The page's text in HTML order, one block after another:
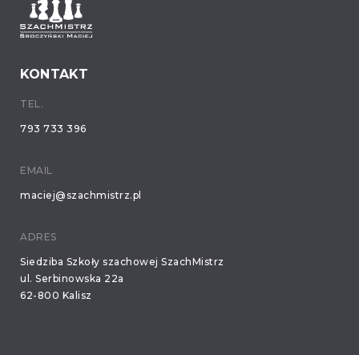
KONTAKT
TEL.
793 733 396
EMAIL
maciej@szachmistrz.pl
ADRES
Siedziba Szkoły szachowej SzachMistrz
ul. Serbinowska 22a
62-800 Kalisz